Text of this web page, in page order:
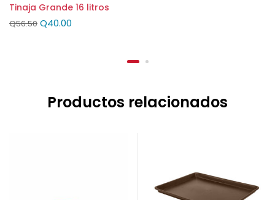
Tinaja Grande 16 litros
Q56.50 Q40.00
Productos relacionados